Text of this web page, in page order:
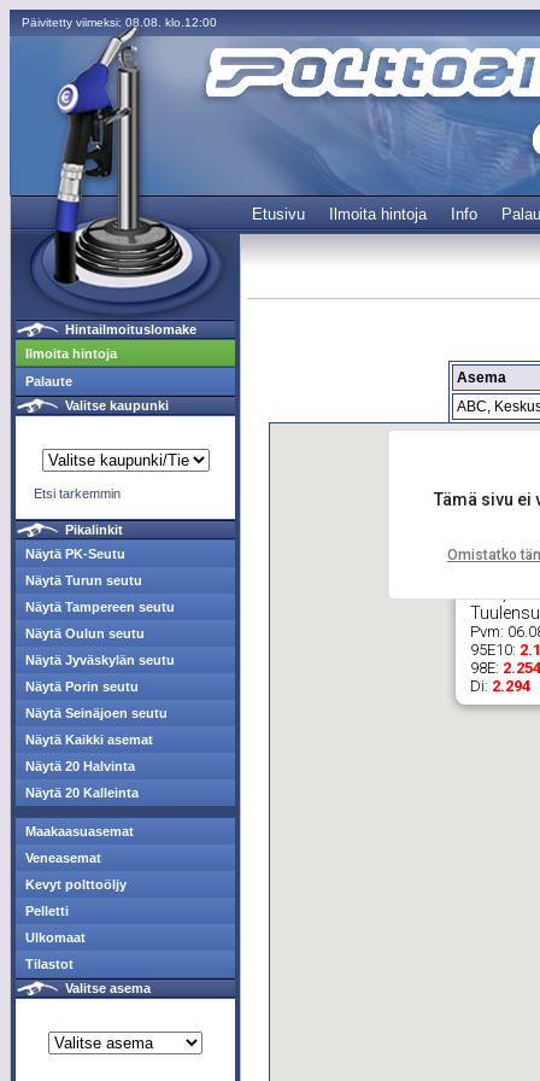
Päivitetty viimeksi: 08.08. klo.12:00
Etusivu Ilmoita hintoja Info
Hintailmoituslomake
Ilmoita hintoja
Palaute
Valitse kaupunki
Etsi tarkemmin
Pikalinkit
Näytä PK-Seutu
Näytä Turun seutu
Näytä Tampereen seutu
Näytä Oulun seutu
Näytä Jyväskylän seutu
Näytä Porin seutu
Näytä Seinäjoen seutu
Näytä Kaikki asemat
Näytä 20 Halvinta
Näytä 20 Kalleinta
Maakaasuasemat
Veneasemat
Kevyt polttoöljy
Pelletti
Ulkomaat
Tilastot
Valitse asema
Asema
ABC,
Pvm:
95E10:
98E: 2.254
Di: 2.294
Tämä sivu ei
Omistatko